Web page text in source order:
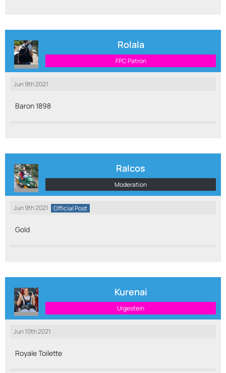
Rolala
FPC Patron
Jun 9th 2021
Baron 1898
Ralcos
Moderation
Jun 9th 2021 Official Post
Gold
Kurenai
Urgestein
Jun 10th 2021
Royale Toilette